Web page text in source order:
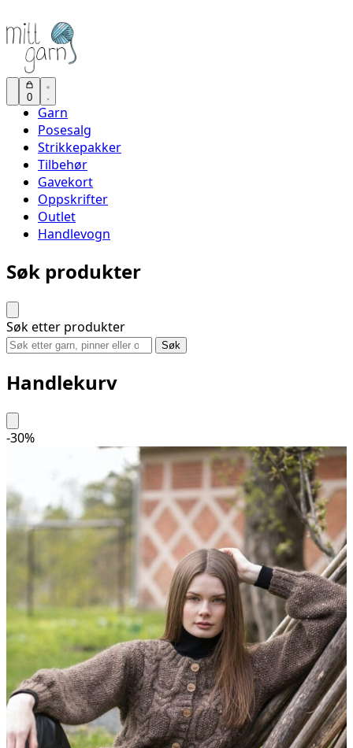
0
Garn
Posesalg
Strikkepakker
Tilbehør
Gavekort
Oppskrifter
Outlet
Handlevogn
Søk produkter
Søk etter produkter
Søk
Handlekurv
-30%